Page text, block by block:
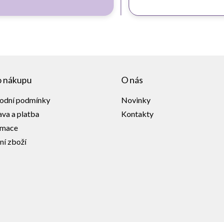
nákupu
podmínky
a platba
zboží
O nás
Novinky
Kontakty